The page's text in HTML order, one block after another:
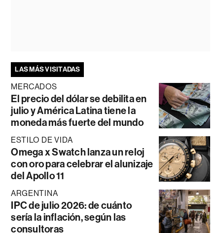
LAS MÁS VISITADAS
MERCADOS
El precio del dólar se debilita en
julio y América Latina tiene la
moneda más fuerte del mundo
ESTILO DE VIDA
Omega x Swatch lanza un reloj
con oro para celebrar el alunizaje
del Apollo 11
ARGENTINA
IPC de julio 2026: de cuánto
sería la inflación, según las
consultoras